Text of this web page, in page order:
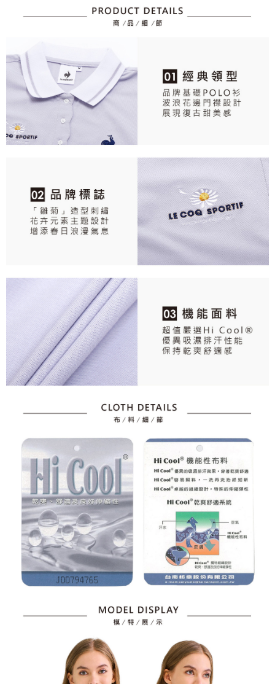
時審查核予不同之上限額度；若仍有額度不足之情形，本公司將視審查結果
離島宅配